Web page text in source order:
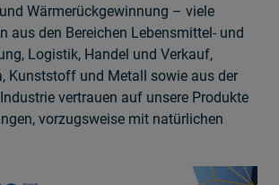
Wärmerückgewinnung – viele
aus den Bereichen Lebensmittel- und
Logistik, Handel und Verkauf,
Kunststoff und Metall sowie aus der
vertrauen auf unsere Produkte
vorzugsweise mit natürlichen